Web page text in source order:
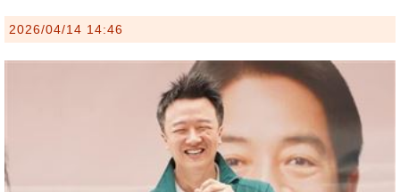
2026/04/14 14:46